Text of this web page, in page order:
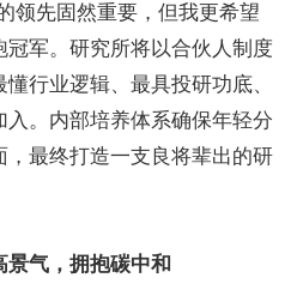
领先固然重要，但我更希望
军。研究所将以合伙人制度
行业逻辑、最具投研功底、
。内部培养体系确保年轻分
最终打造一支良将辈出的研
景气，拥抱碳中和